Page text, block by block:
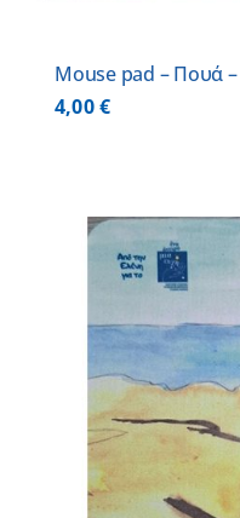
Mouse pad – Πουά
4,00€